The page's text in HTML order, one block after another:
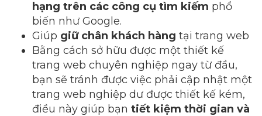
hạng trên các công cụ tìm kiếm phổ
biến như Google.
Giúp giữ chân khách hàng tại trang web
Bằng cách sở hữu được một thiết kế
trang web chuyên nghiệp ngay từ đầu,
bạn sẽ tránh được việc phải cập nhật một
trang web nghiệp dư được thiết kế kém,
điều này giúp bạn tiết kiệm thời gian và